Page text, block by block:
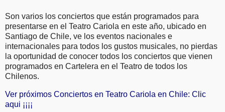
Son varios los conciertos que están programados para
presentarse en el Teatro Cariola en este año, ubicado en
Santiago de Chile, ve los eventos nacionales e
internacionales para todos los gustos musicales, no pierdas
la oportunidad de conocer todos los conciertos que vienen
programados en Cartelera en el Teatro de todos los
Chilenos.
Ver próximos Conciertos en Teatro Cariola en Chile: Clic
aqui ¡¡¡¡